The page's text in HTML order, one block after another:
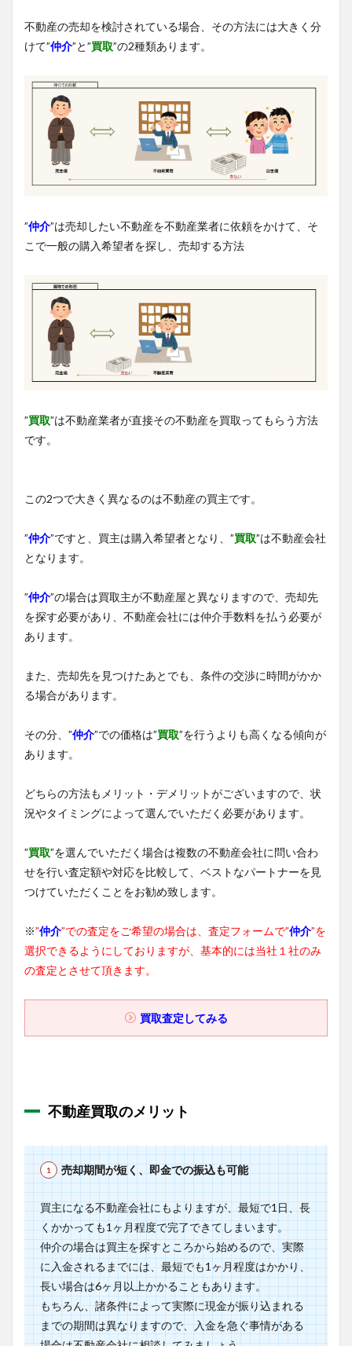
不動産の売却を検討されている場合、その方法には大きく分
けて”仲介”と”買取”の2種類あります。
”仲介”は売却したい不動産を不動産業者に依頼をかけて、そ
こで一般の購入希望者を探し、売却する方法
”買取”は不動産業者が直接その不動産を買取ってもらう方法
です。
この2つで大きく異なるのは不動産の買主です。
”仲介”ですと、買主は購入希望者となり、”買取”は不動産会社
となります。
”仲介”の場合は買取主が不動産屋と異なりますので、売却先
を探す必要があり、不動産会社には仲介手数料を払う必要が
あります。
また、売却先を見つけたあとでも、条件の交渉に時間がかか
る場合があります。
その分、”仲介”での価格は”買取”を行うよりも高くなる傾向が
あります。
どちらの方法もメリット・デメリットがございますので、状
況やタイミングによって選んでいただく必要があります。
”買取”を選んでいただく場合は複数の不動産会社に問い合わ
せを行い査定額や対応を比較して、ベストなパートナーを見
つけていただくことをお勧め致します。
※”仲介”での査定をご希望の場合は、査定フォームで”仲介”を
選択できるようにしておりますが、基本的には当社１社のみ
の査定とさせて頂きます。
買取査定してみる
不動産買取のメリット
売却期間が短く、即金での振込も可能
買主になる不動産会社にもよりますが、最短で1日、長
くかかっても1ヶ月程度で完了できてしまいます。
仲介の場合は買主を探すところから始めるので、実際
に入金されるまでには、最短でも1ヶ月程度はかかり、
長い場合は6ヶ月以上かかることもあります。
もちろん、諸条件によって実際に現金が振り込まれる
までの期間は異なりますので、入金を急ぐ事情がある